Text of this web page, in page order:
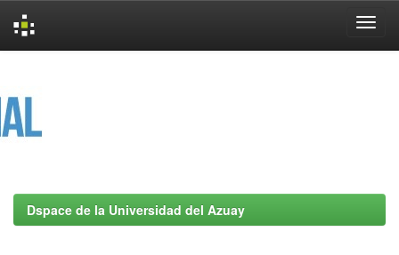
Dspace de la Universidad del Azuay